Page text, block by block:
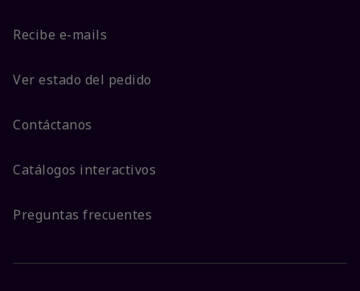
Recibe e-mails
Ver estado del pedido
Contáctanos
Catálogos interactivos
Preguntas frecuentes